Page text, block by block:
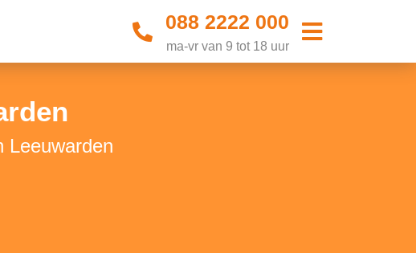
088 2222 000
ma-vr van 9 tot 18 uur
Leeuwarden